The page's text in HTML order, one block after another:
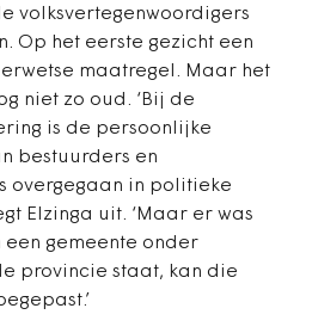
volksvertegenwoordigers
Op het eerste gezicht een
maatregel. Maar het
niet zo oud. ‘Bij de
is de persoonlijke
bestuurders en
overgegaan in politieke
Elzinga uit. ‘Maar er was
gemeente onder
provincie staat, kan die